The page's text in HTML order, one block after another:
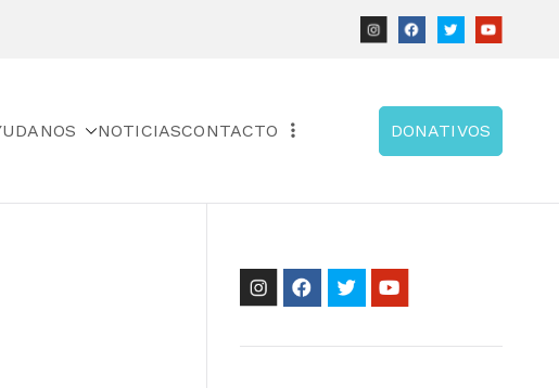
NOTICIASCONTACTO DONATIVOS